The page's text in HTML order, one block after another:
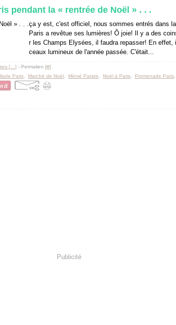
pendant la « rentrée de Noël » . . .
ça y est, c'est officiel, nous sommes entrés dans
Paris a revêtue ses lumières! Ô joie! Il y a des
r les Champs Elysées, il faudra repasser! En effet,
ceaux lumineux de l'année passée. C'était...
[ ] - Permalien [#]
Paris Marché de Noël Mémé Patate Noël à Paris Promenade Paris
Publicité